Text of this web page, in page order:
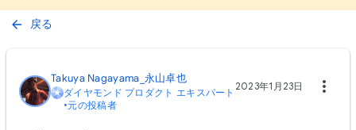
戻る
Takuya Nagayama_永山卓也
ダイヤモンド プロダクト エキスパート
•元の投稿者
2023年1月23日